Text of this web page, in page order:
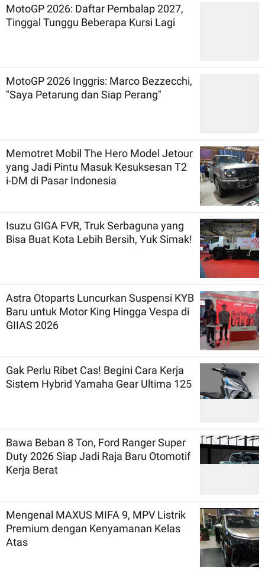
MotoGP 2026: Daftar Pembalap 2027,
Tinggal Tunggu Beberapa Kursi Lagi
MotoGP 2026 Inggris: Marco Bezzecchi,
"Saya Petarung dan Siap Perang"
Memotret Mobil The Hero Model Jetour
yang Jadi Pintu Masuk Kesuksesan T2
i-DM di Pasar Indonesia
Isuzu GIGA FVR, Truk Serbaguna yang
Bisa Buat Kota Lebih Bersih, Yuk Simak!
Astra Otoparts Luncurkan Suspensi KYB
Baru untuk Motor King Hingga Vespa di
GIIAS 2026
Gak Perlu Ribet Cas! Begini Cara Kerja
Sistem Hybrid Yamaha Gear Ultima 125
Bawa Beban 8 Ton, Ford Ranger Super
Duty 2026 Siap Jadi Raja Baru Otomotif
Kerja Berat
Mengenal MAXUS MIFA 9, MPV Listrik
Premium dengan Kenyamanan Kelas
Atas